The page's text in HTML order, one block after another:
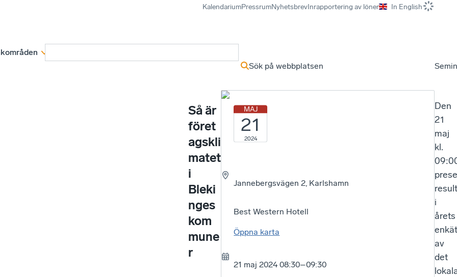
KalendariumPressrumNyhetsbrevInrapportering av löner In English
Sök på webbplatsen
MAJ
21
2024
Jannebergsvägen 2, Karlshamn
Best Western Hotell
Öppna karta
21 maj 2024 08:30–09:30
Så är
föret
agskli
matet
i
Bleki
nges
kom
mune
r
Den
21
maj
kl.
i
årets
av
det